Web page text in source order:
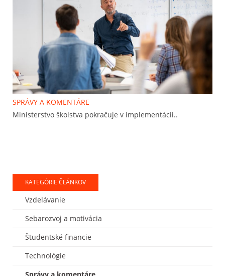
SPRÁVY A KOMENTÁRE
Ministerstvo školstva pokračuje v implementácii..
KATEGÓRIE ČLÁNKOV
Vzdelávanie
Sebarozvoj a motivácia
Študentské financie
Technológie